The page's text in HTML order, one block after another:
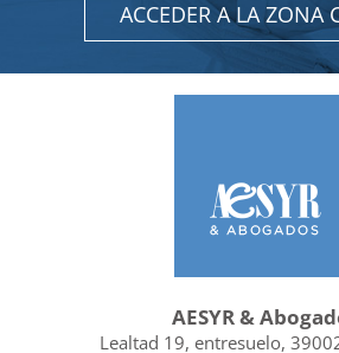
ACCEDER A LA ZONA
AESYR &
Lealtad 19, entresuelo,